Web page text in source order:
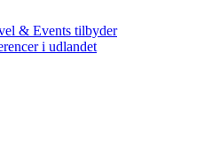
& Events tilbyder
i udlandet